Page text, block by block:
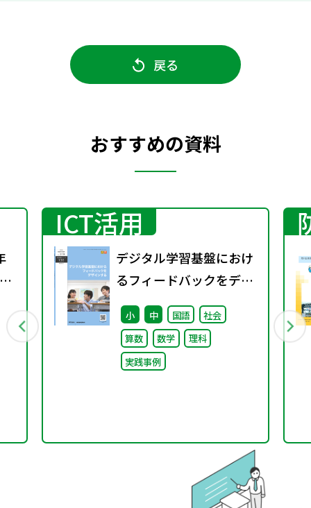
戻る
おすすめの資料
ICT活用
デジタル学習基盤におけ
るフィードバックをデザ
インする（特別課題
138）
小 中 国語
社会
算数
数学
理科
実践事例